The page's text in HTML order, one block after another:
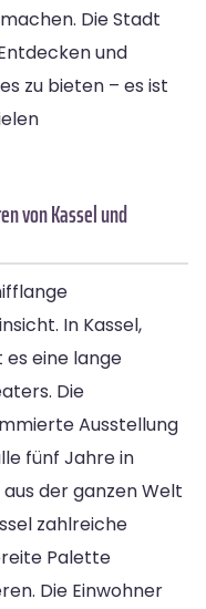
Die Stadt
und
zu bieten – es ist
von Kassel und
In Kassel,
es eine lange
Die
Ausstellung
fünf Jahre in
der ganzen Welt
zahlreiche
Palette
Die Einwohner